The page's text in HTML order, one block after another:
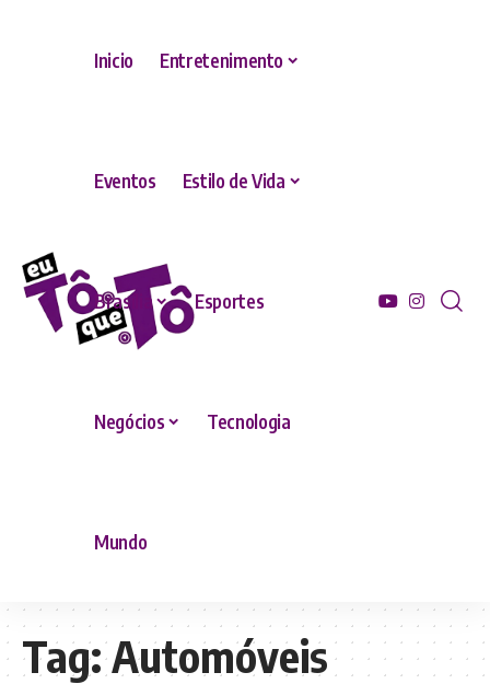
Inicio Entretenimento
Eventos Estilo de Vida
Brasília Esportes
Negócios Tecnologia
Mundo
Tag:Automóveis